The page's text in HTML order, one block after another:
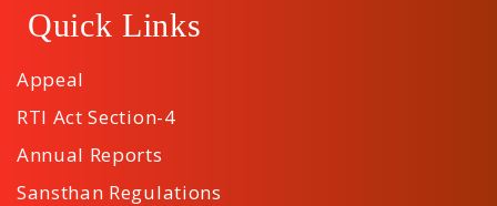
Quick Links
Appeal
RTI Act Section-4
Annual Reports
Sansthan Regulations